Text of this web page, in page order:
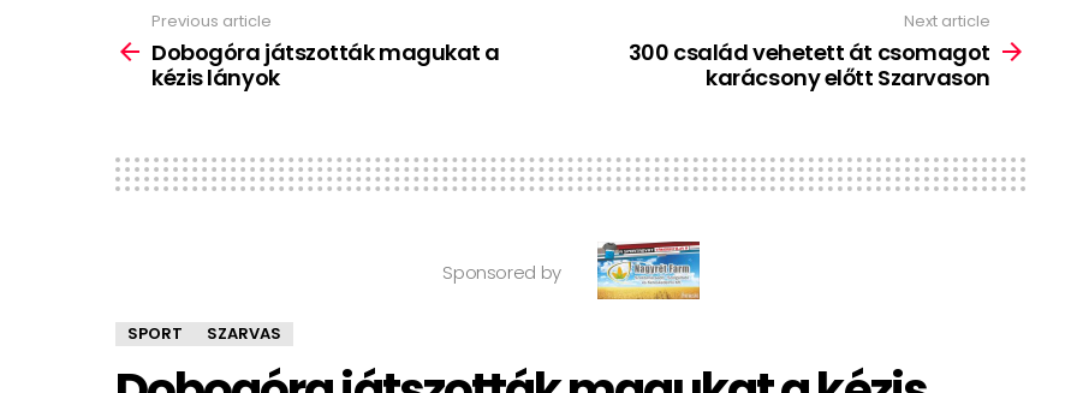
more
Previous article
Dobogóra játszották magukat a
kézis lányok
Next article
300 család vehetett át csomagot
karácsony előtt Szarvason
Sponsored by
SPORT SZARVAS